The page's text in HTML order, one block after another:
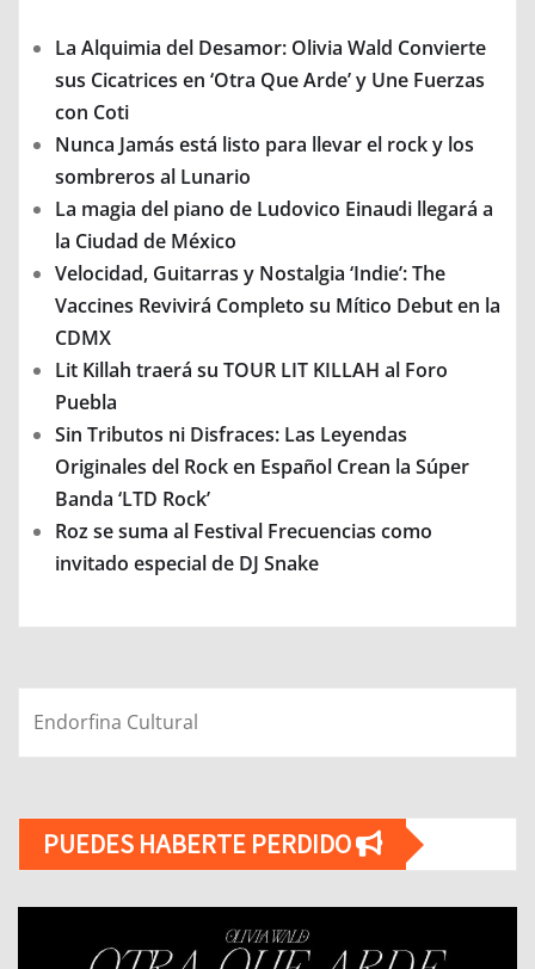
La Alquimia del Desamor: Olivia Wald Convierte
sus Cicatrices en ‘Otra Que Arde’ y Une Fuerzas
con Coti
Nunca Jamás está listo para llevar el rock y los
sombreros al Lunario
La magia del piano de Ludovico Einaudi llegará a
la Ciudad de México
Velocidad, Guitarras y Nostalgia ‘Indie’: The
Vaccines Revivirá Completo su Mítico Debut en la
CDMX
Lit Killah traerá su TOUR LIT KILLAH al Foro
Puebla
Sin Tributos ni Disfraces: Las Leyendas
Originales del Rock en Español Crean la Súper
Banda ‘LTD Rock’
Roz se suma al Festival Frecuencias como
invitado especial de DJ Snake
Endorfina Cultural
PUEDES HABERTE PERDIDO